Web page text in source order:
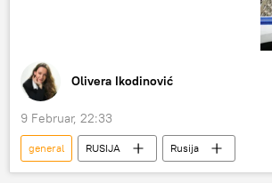
Olivera Ikodinović
9 Februar, 22:33
general RUSIJA
Rusija
Rusija – politika
Rusija – društvo